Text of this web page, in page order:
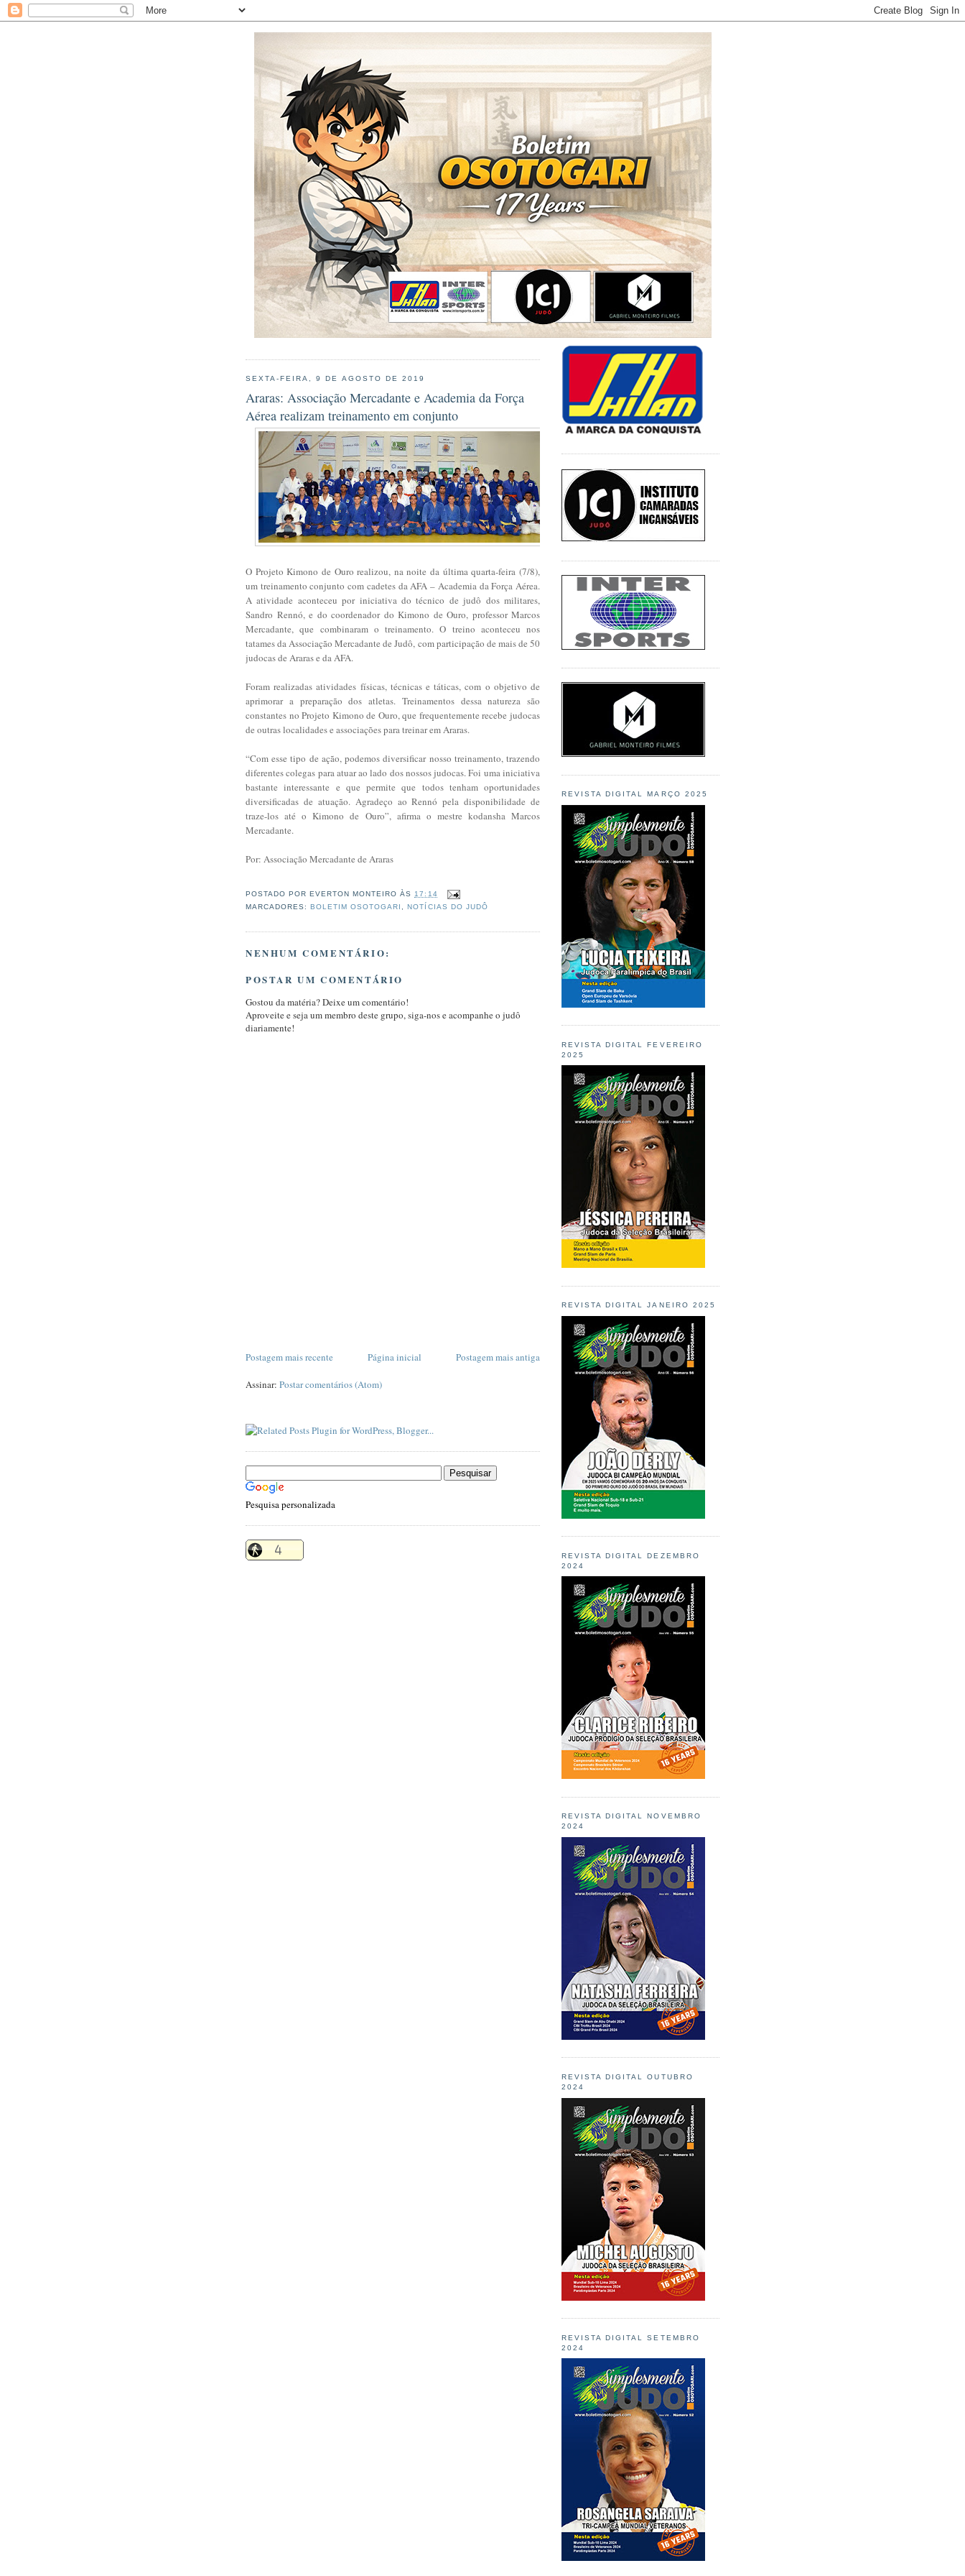
SEXTA-FEIRA, 9 DE AGOSTO DE 2019
Araras: Associação Mercadante e Academia da Força
Aérea realizam treinamento em conjunto
O Projeto Kimono de Ouro realizou, na noite da última quarta-feira (7/8),
um treinamento conjunto com cadetes da AFA – Academia da Força Aérea.
A atividade aconteceu por iniciativa do técnico de judô dos militares,
Sandro Rennó, e do coordenador do Kimono de Ouro, professor Marcos
Mercadante, que combinaram o treinamento. O treino aconteceu nos
tatames da Associação Mercadante de Judô, com participação de mais de 50
judocas de Araras e da AFA.
Foram realizadas atividades físicas, técnicas e táticas, com o objetivo de
aprimorar a preparação dos atletas. Treinamentos dessa natureza são
constantes no Projeto Kimono de Ouro, que frequentemente recebe judocas
de outras localidades e associações para treinar em Araras.
“Com esse tipo de ação, podemos diversificar nosso treinamento, trazendo
diferentes colegas para atuar ao lado dos nossos judocas. Foi uma iniciativa
bastante interessante e que permite que todos tenham oportunidades
diversificadas de atuação. Agradeço ao Rennó pela disponibilidade de
traze-los até o Kimono de Ouro”, afirma o mestre kodansha Marcos
Mercadante.
Por: Associação Mercadante de Araras
POSTADO POR EVERTON MONTEIRO ÀS17:14
MARCADORES:BOLETIM OSOTOGARI ,NOTÍCIAS DO JUDÔ
NENHUM COMENTÁRIO:
POSTAR UM COMENTÁRIO
Gostou da matéria? Deixe um comentário!
Aproveite e seja um membro deste grupo, siga-nos e acompanhe o judô
diariamente!
Postagem mais recente Postagem mais antiga
Página inicial
Assinar: Postar comentários (Atom)
Pesquisa personalizada
REVISTA DIGITAL MARÇO 2025
REVISTA DIGITAL FEVEREIRO
2025
REVISTA DIGITAL JANEIRO 2025
REVISTA DIGITAL DEZEMBRO
2024
REVISTA DIGITAL NOVEMBRO
2024
REVISTA DIGITAL OUTUBRO
2024
REVISTA DIGITAL SETEMBRO
2024